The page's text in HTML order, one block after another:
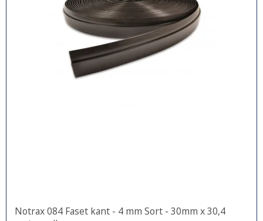
Notrax 084 Faset kant - 4 mm Sort - 30mm x 30,4